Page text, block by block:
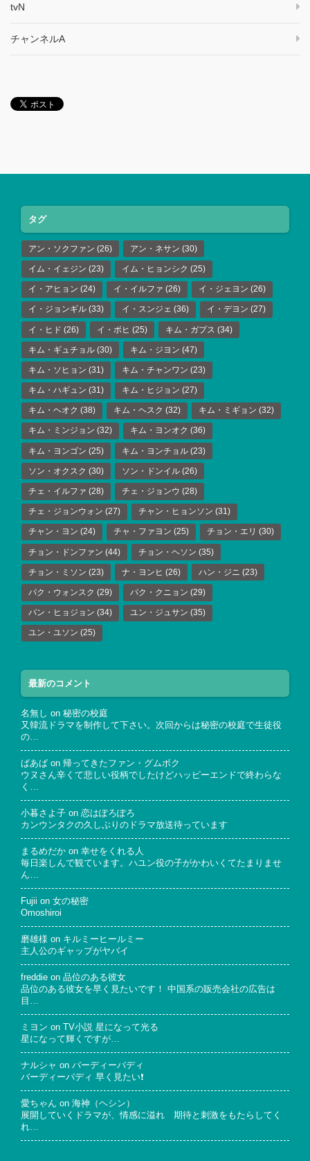
tvN
チャンネルA
タグ
アン・ソクファン (26) アン・ネサン (30)
イム・イェジン (23) イム・ヒョンシク (25)
イ・アヒョン (24) イ・イルファ (26) イ・ジェヨン (26)
イ・ジョンギル (33) イ・スンジェ (36) イ・デヨン (27)
イ・ヒド (26) イ・ボヒ (25) キム・ガプス (34)
キム・ギュチョル (30) キム・ジヨン (47)
キム・ソヒョン (31) キム・チャンワン (23)
キム・ハギュン (31) キム・ヒジョン (27)
キム・ヘオク (38) キム・ヘスク (32) キム・ミギョン (32)
キム・ミンジョン (32) キム・ヨンオク (36)
キム・ヨンゴン (25) キム・ヨンチョル (23)
ソン・オクスク (30) ソン・ドンイル (26)
チェ・イルファ (28) チェ・ジョンウ (28)
チェ・ジョンウォン (27) チャン・ヒョンソン (31)
チャン・ヨン (24) チャ・ファヨン (25) チョン・エリ (30)
チョン・ドンファン (44) チョン・ヘソン (35)
チョン・ミソン (23) ナ・ヨンヒ (26) ハン・ジニ (23)
パク・ウォンスク (29) パク・クニョン (29)
パン・ヒョジョン (34) ユン・ジュサン (35)
ユン・ユソン (25)
最新のコメント
名無し on 秘密の校庭
又韓流ドラマを制作して下さい。次回からは秘密の校庭で生徒役
の…
ばあば on 帰ってきたファン・グムボク
ウヌさん辛くて悲しい役柄でしたけどハッピーエンドで終わらな
く…
小暮さよ子 on 恋はぽろぽろ
カンウンタクの久しぶりのドラマ放送待っています
まるめだか on 幸せをくれる人
毎日楽しんで観ています。ハユン役の子がかわいくてたまりませ
ん…
Fujii on 女の秘密
Omoshiroi
磨雄様 on キルミーヒールミー
主人公のギャップがヤバイ
freddie on 品位のある彼女
品位のある彼女を早く見たいです！ 中国系の販売会社の広告は
目…
ミヨン on
TV小説 星になって光る
星になって輝くですが…
ナルシャ on バーディーバディ
バーディーバディ 早く見たい❗
愛ちゃん on 海神（ヘシン）
展開していくドラマが、情感に溢れ 期待と刺激をもたらしてく
れ…